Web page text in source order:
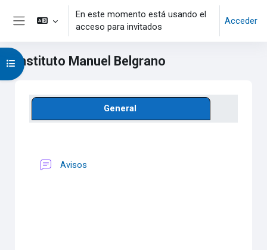
Salta al contenido principal
En este momento está usando el
acceso para invitados
Acceder
Instituto Manuel Belgrano
Bloques de contenido principales
Abrir índice del curso
Perfilado de sección
General
Avisos